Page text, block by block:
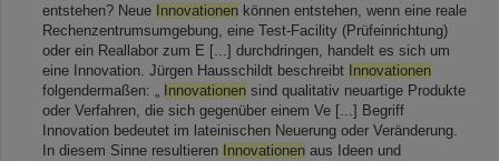
entstehen? Neue Innovationen können entstehen, wenn eine reale
Rechenzentrumsumgebung, eine Test-Facility (Prüfeinrichtung)
oder ein Reallabor zum E [...] durchdringen, handelt es sich um
eine Innovation. Jürgen Hausschildt beschreibt Innovationen
folgendermaßen: „ Innovationen sind qualitativ neuartige Produkte
oder Verfahren, die sich gegenüber einem Ve [...] Begriff
Innovation bedeutet im lateinischen Neuerung oder Veränderung.
In diesem Sinne resultieren Innovationen aus Ideen und